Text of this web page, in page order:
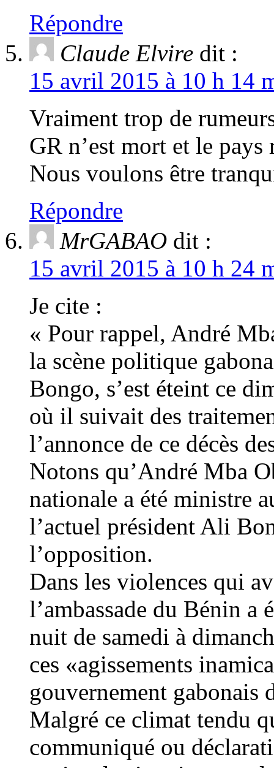
Répondre
Claude Elvire dit :
15 avril 2015 à 10 h 14
Vraiment trop de
GR n’est mort et le
Nous voulons être
Répondre
MrGABAO dit :
15 avril 2015 à 10 h 24
Je cite :
« Pour rappel, André
la scène politique
Bongo, s’est éteint ce
où il suivait des
l’annonce de ce décès
Notons qu’André Mba
nationale a été ministre
l’actuel président Ali
l’opposition.
Dans les violences qui
l’ambassade du Bénin a
nuit de samedi à
ces «agissements
gouvernement
Malgré ce climat tendu
communiqué ou